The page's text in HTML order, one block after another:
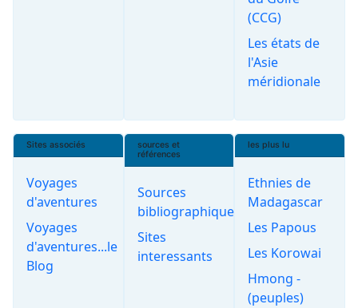
(CCG)
Les états de
l'Asie
méridionale
Sites associés
Voyages
d'aventures
Voyages
d'aventures...le
Blog
sources et
références
Sources
bibliographiques
Sites
interessants
les plus lu
Ethnies de
Madagascar
Les Papous
Les Korowai
Hmong -
(peuples)